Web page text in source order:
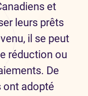
et
leurs prêts
il se peut
réduction ou
De
ont adopté